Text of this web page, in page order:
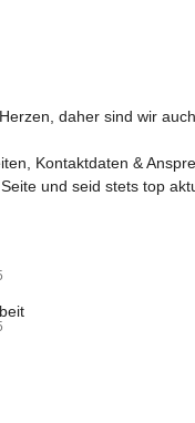
daher sind wir
Kontaktdaten &
und seid stets top